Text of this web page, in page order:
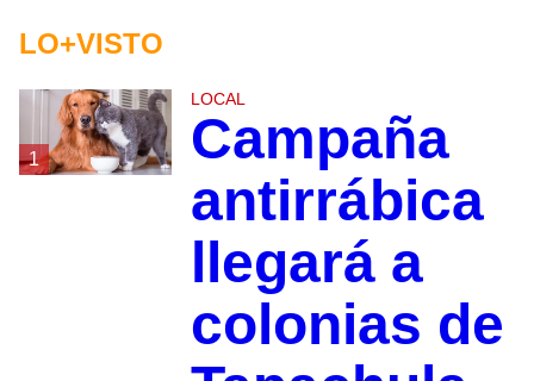
LO+VISTO
1
LOCAL
Campaña
antirrábica
llegará a
colonias de